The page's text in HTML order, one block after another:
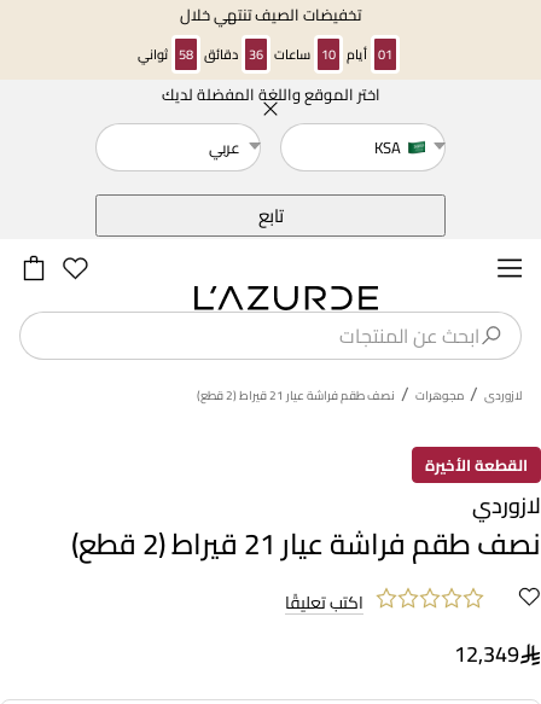
تخفيضات الصيف تنتهي خلال
01 أيام 10 ساعات 36 دقائق 58 ثواني
اختر الموقع واللغة المفضلة لديك
KSA
عربي
تابع
لازوردى / مجوهرات / نصف طقم فراشة عيار 21 قيراط (2 قطع)
القطعة الأخيرة
لازوردي
نصف طقم فراشة عيار 21 قيراط (2 قطع)
اكتب تعليقًا
12,349